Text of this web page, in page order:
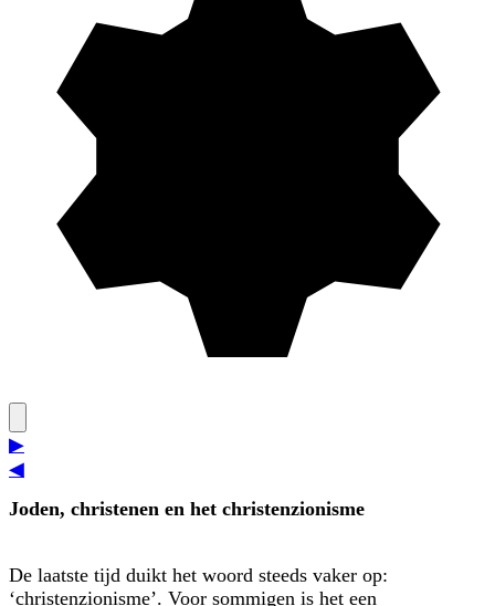
▶
◀
Joden, christenen en het christenzionisme
De laatste tijd duikt het woord steeds vaker op:
‘christenzionisme’. Voor sommigen is het een